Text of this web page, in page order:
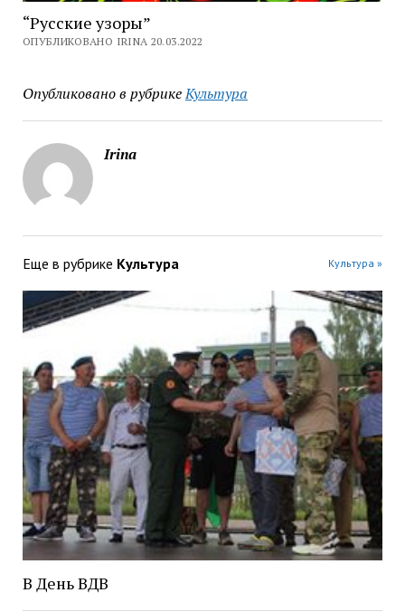
“Русские узоры”
ОПУБЛИКОВАНО IRINA 20.03.2022
Опубликовано в рубрикеКультура
Irina
Еще в рубрике Культура Культура »
В День ВДВ